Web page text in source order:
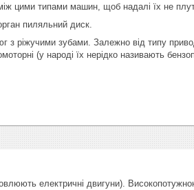
цими типами машин, щоб надалі їх не
пиляльний диск.
ріжучими зубами. Залежно від типу
(у народі їх нерідко називають
електричні двигуни).